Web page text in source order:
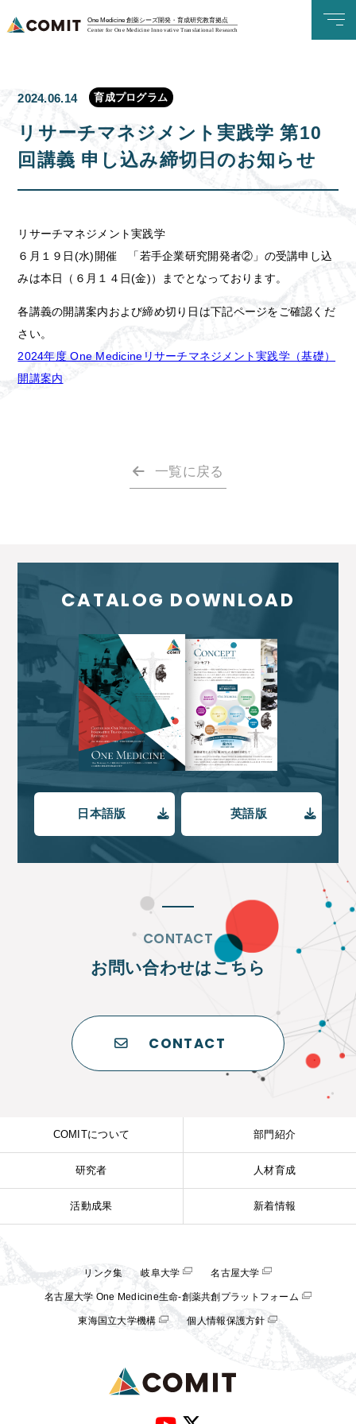
One Medicine 創薬シーズ開発・育成研究教育拠点
Center for One Medicine Innovative Translational Research
2024.06.14 育成プログラム
リサーチマネジメント実践学 第10
回講義 申し込み締切日のお知らせ
リサーチマネジメント実践学
６月１９日(水)開催 「若手企業研究開発者②」の受講申し込
みは本日（６月１４日(金)）までとなっております。
各講義の開講案内および締め切り日は下記ページをご確認くだ
さい。
2024年度 One Medicineリサーチマネジメント実践学（基礎）
開講案内
一覧に戻る
CATALOG DOWNLOAD
日本語版 英語版
CONTACT
お問い合わせはこちら
CONTACT
COMITについて 部門紹介
研究者 人材育成
活動成果 新着情報
リンク集 岐阜大学 名古屋大学
名古屋大学 One Medicine生命-創薬共創プラットフォーム
東海国立大学機構 個人情報保護方針